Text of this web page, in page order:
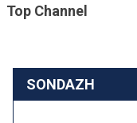
Top Channel
SONDAZH